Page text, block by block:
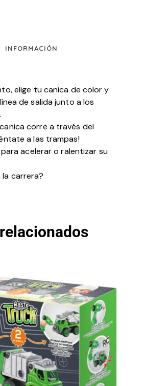
INFORMACIÓN
elige tu canica de color y
de salida junto a los
corre a través del
a las trampas!
acelerar o ralentizar su
la carrera?